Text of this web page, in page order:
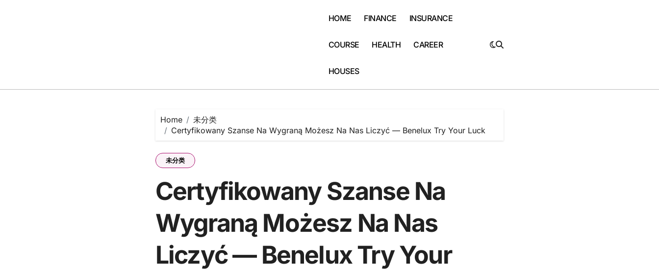
HOME FINANCE INSURANCE
COURSE HEALTH CAREER
HOUSES
Home
未分类
Certyfikowany Szanse Na Wygraną Możesz Na Nas Liczyć — Benelux Try Your Luck
未分类
Certyfikowany Szanse Na
Wygraną Możesz Na Nas
Liczyć — Benelux Try Your